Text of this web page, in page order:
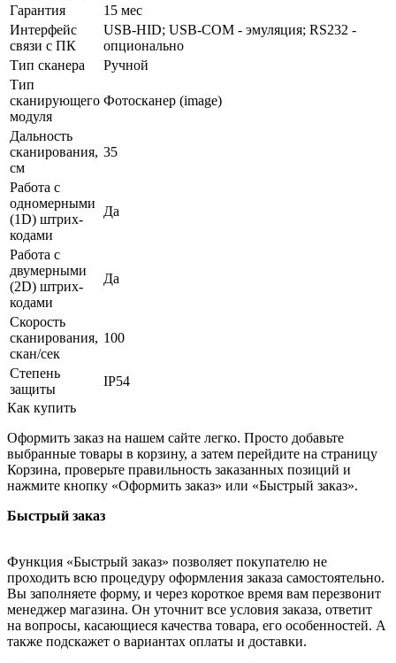
Гарантия
15 мес
Интерфейс
связи с ПК
USB-HID; USB-COM - эмуляция; RS232 -
опционально
Тип сканера
Ручной
Тип
сканирующего
модуля
Фотосканер (image)
Дальность
сканирования,
см
35
Работа с
одномерными
(1D) штрих-
кодами
Да
Работа с
двумерными
(2D) штрих-
кодами
Да
Скорость
сканирования,
скан/сек
100
Степень
защиты
IP54
Как купить
Оформить заказ на нашем сайте легко. Просто добавьте
выбранные товары в корзину, а затем перейдите на страницу
Корзина, проверьте правильность заказанных позиций и
нажмите кнопку «Оформить заказ» или «Быстрый заказ».
Быстрый заказ
Функция «Быстрый заказ» позволяет покупателю не
проходить всю процедуру оформления заказа самостоятельно.
Вы заполняете форму, и через короткое время вам перезвонит
менеджер магазина. Он уточнит все условия заказа, ответит
на вопросы, касающиеся качества товара, его особенностей. А
также подскажет о вариантах оплаты и доставки.